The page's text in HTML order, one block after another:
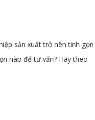
sản xuất trở nên tinh gọn
nào để tư vấn? Hãy theo